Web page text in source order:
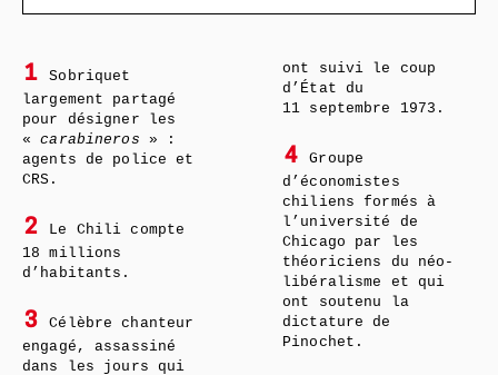
1
Sobriquet
largement partagé
pour désigner les
«carabineros » :
agents de police et
CRS.
2
Le Chili compte
18 millions
d’habitants.
3
Célèbre chanteur
engagé, assassiné
dans les jours qui
ont suivi le coup
d’État du
11 septembre 1973.
4
Groupe
d’économistes
chiliens formés à
l’université de
Chicago par les
théoriciens du néo-
libéralisme et qui
ont soutenu la
dictature de
Pinochet.